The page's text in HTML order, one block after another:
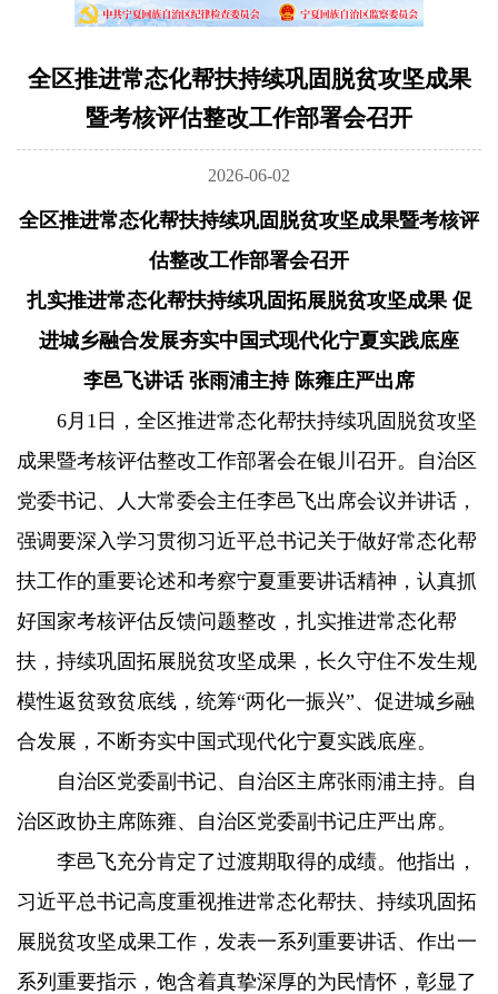
全区推进常态化帮扶持续巩固脱贫攻坚成果
暨考核评估整改工作部署会召开
2026-06-02
全区推进常态化帮扶持续巩固脱贫攻坚成果暨考核评
估整改工作部署会召开
扎实推进常态化帮扶持续巩固拓展脱贫攻坚成果 促
进城乡融合发展夯实中国式现代化宁夏实践底座
李邑飞讲话 张雨浦主持 陈雍庄严出席
6月1日，全区推进常态化帮扶持续巩固脱贫攻坚
成果暨考核评估整改工作部署会在银川召开。自治区
党委书记、人大常委会主任李邑飞出席会议并讲话，
强调要深入学习贯彻习近平总书记关于做好常态化帮
扶工作的重要论述和考察宁夏重要讲话精神，认真抓
好国家考核评估反馈问题整改，扎实推进常态化帮
扶，持续巩固拓展脱贫攻坚成果，长久守住不发生规
模性返贫致贫底线，统筹“两化一振兴”、促进城乡融
合发展，不断夯实中国式现代化宁夏实践底座。
自治区党委副书记、自治区主席张雨浦主持。自
治区政协主席陈雍、自治区党委副书记庄严出席。
李邑飞充分肯定了过渡期取得的成绩。他指出，
习近平总书记高度重视推进常态化帮扶、持续巩固拓
展脱贫攻坚成果工作，发表一系列重要讲话、作出一
系列重要指示，饱含着真挚深厚的为民情怀，彰显了